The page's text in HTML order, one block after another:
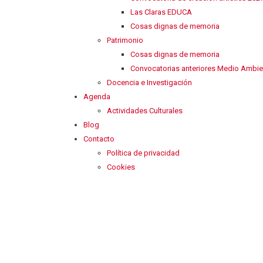
Las Claras EDUCA
Cosas dignas de memoria
Patrimonio
Cosas dignas de memoria
Convocatorias anteriores Medio
Docencia e Investigación
Agenda
Actividades Culturales
Blog
Contacto
Política de privacidad
Cookies